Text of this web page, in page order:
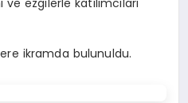
ezgilerle katılımcıları
ikramda bulunuldu.